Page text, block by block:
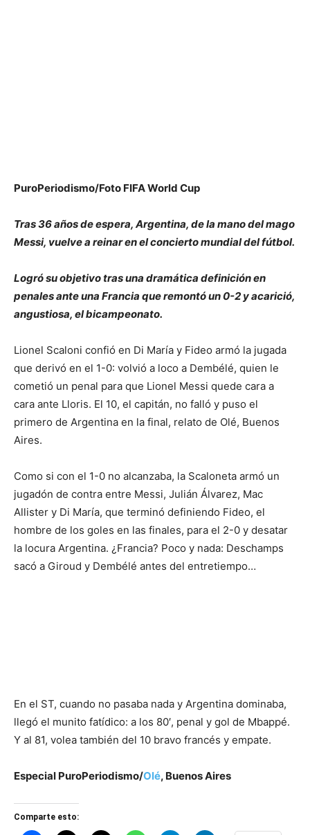
PuroPeriodismo/Foto FIFA World Cup
Tras 36 años de espera, Argentina, de la mano del mago
Messi, vuelve a reinar en el concierto mundial del fútbol.
Logró su objetivo tras una dramática definición en
penales ante una Francia que remontó un 0-2 y acarició,
angustiosa, el bicampeonato.
Lionel Scaloni confió en Di María y Fideo armó la jugada
que derivó en el 1-0: volvió a loco a Dembélé, quien le
cometió un penal para que Lionel Messi quede cara a
cara ante Lloris. El 10, el capitán, no falló y puso el
primero de Argentina en la final, relato de Olé, Buenos
Aires.
Como si con el 1-0 no alcanzaba, la Scaloneta armó un
jugadón de contra entre Messi, Julián Álvarez, Mac
Allister y Di María, que terminó definiendo Fideo, el
hombre de los goles en las finales, para el 2-0 y desatar
la locura Argentina. ¿Francia? Poco y nada: Deschamps
sacó a Giroud y Dembélé antes del entretiempo…
En el ST, cuando no pasaba nada y Argentina dominaba,
llegó el munito fatídico: a los 80′, penal y gol de Mbappé.
Y al 81, volea también del 10 bravo francés y empate.
Especial PuroPeriodismo/Olé, Buenos Aires
Comparte esto: